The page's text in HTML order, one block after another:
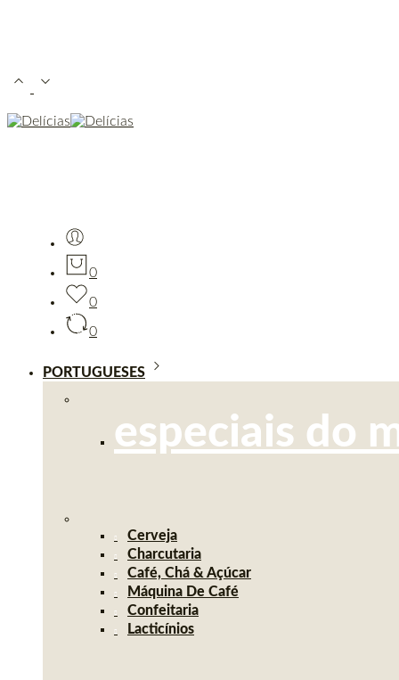
0
0
0
PORTUGUESES
especiais do
Cerveja
Charcutaria
Café, Chá & Açúcar
Máquina De Café
Confeitaria
Lacticínios